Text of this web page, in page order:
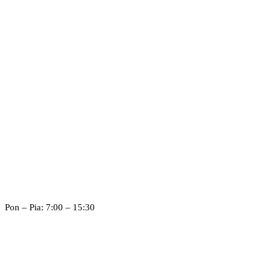
Pon – Pia: 7:00 – 15:30